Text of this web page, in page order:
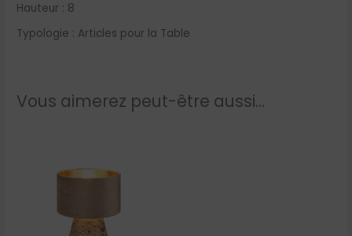
Hauteur : 8
Typologie : Articles pour la Table
Vous aimerez peut-être aussi…